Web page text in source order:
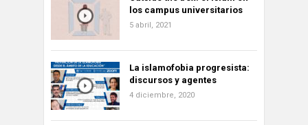
los campus universitarios
5 abril, 2021
La islamofobia progresista:
discursos y agentes
4 diciembre, 2020